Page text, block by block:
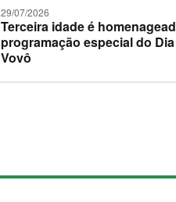
29/07/2026
Terceira idade é
programação especial do
Vovô